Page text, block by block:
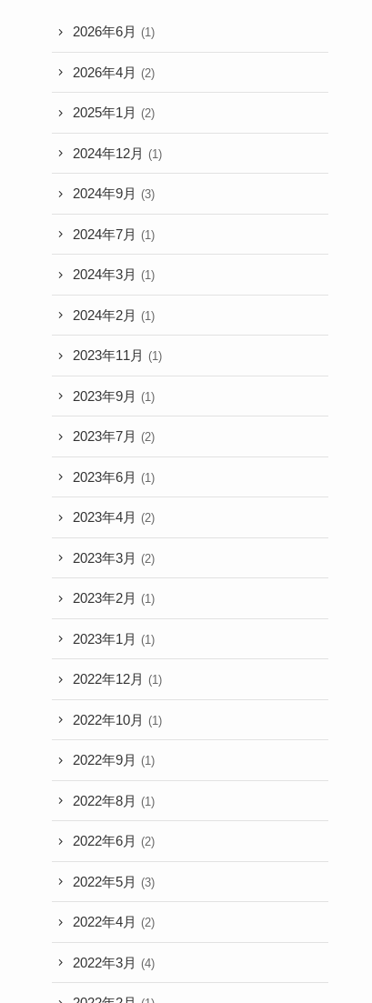
2026年6月 (1)
2026年4月 (2)
2025年1月 (2)
2024年12月 (1)
2024年9月 (3)
2024年7月 (1)
2024年3月 (1)
2024年2月 (1)
2023年11月 (1)
2023年9月 (1)
2023年7月 (2)
2023年6月 (1)
2023年4月 (2)
2023年3月 (2)
2023年2月 (1)
2023年1月 (1)
2022年12月 (1)
2022年10月 (1)
2022年9月 (1)
2022年8月 (1)
2022年6月 (2)
2022年5月 (3)
2022年4月 (2)
2022年3月 (4)